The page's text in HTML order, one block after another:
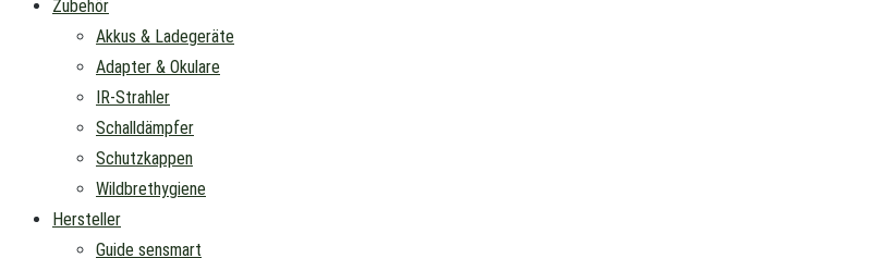
Zubehör
Akkus & Ladegeräte
Adapter & Okulare
IR-Strahler
Schalldämpfer
Schutzkappen
Wildbrethygiene
Hersteller
Guide sensmart